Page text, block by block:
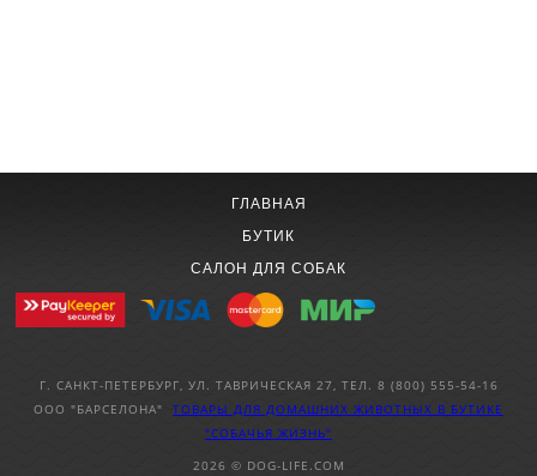
ГЛАВНАЯ
БУТИК
САЛОН ДЛЯ СОБАК
Г. САНКТ-ПЕТЕРБУРГ, УЛ. ТАВРИЧЕСКАЯ 27, ТЕЛ. 8 (800) 555-54-16
ООО "БАРСЕЛОНА" ТОВАРЫ ДЛЯ ДОМАШНИХ ЖИВОТНЫХ В БУТИКЕ
"СОБАЧЬЯ ЖИЗНЬ"
2026 © DOG-LIFE.COM